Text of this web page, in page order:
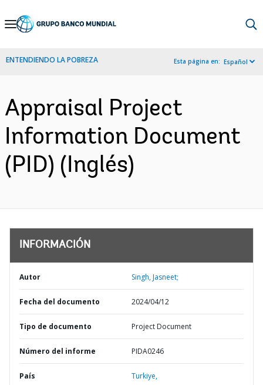
Skip
Navigation
ENTENDIENDO LA POBREZA Esta página en: Español
Appraisal Project
Information Document
(PID) (Inglés)
INFORMACIÓN
Autor Singh, Jasneet;
Fecha del documento 2024/04/12
Tipo de documento Project Document
Número del informe PIDA0246
País Turkiye,